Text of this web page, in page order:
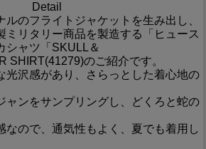
Detail
ルのフライトジャケットを生み出し、
ミリタリー商品を製造する「ヒュース
シャツ「SKULL＆
SHIRT(41279)のご紹介です。
光沢感があり、さらっとした着心地の
ャンをサンプリングし、どくろと蛇の
なので、通気性もよく、夏でも着用し